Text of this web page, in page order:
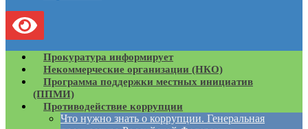
Прокуратура информирует
Некоммерческие организации (НКО)
Программа поддержки местных инициатив
(ППМИ)
Противодействие коррупции
Что нужно знать о коррупции. Генеральная